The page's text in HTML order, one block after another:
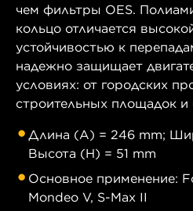
чем фильтры OES.
кольцо отличается
устойчивостью к
надежно защищает
условиях: от городских
строительных площадок и
Длина (A) = 246 mm;
Высота (H) = 51 mm
Основное применение:
Mondeo V, S-Max II